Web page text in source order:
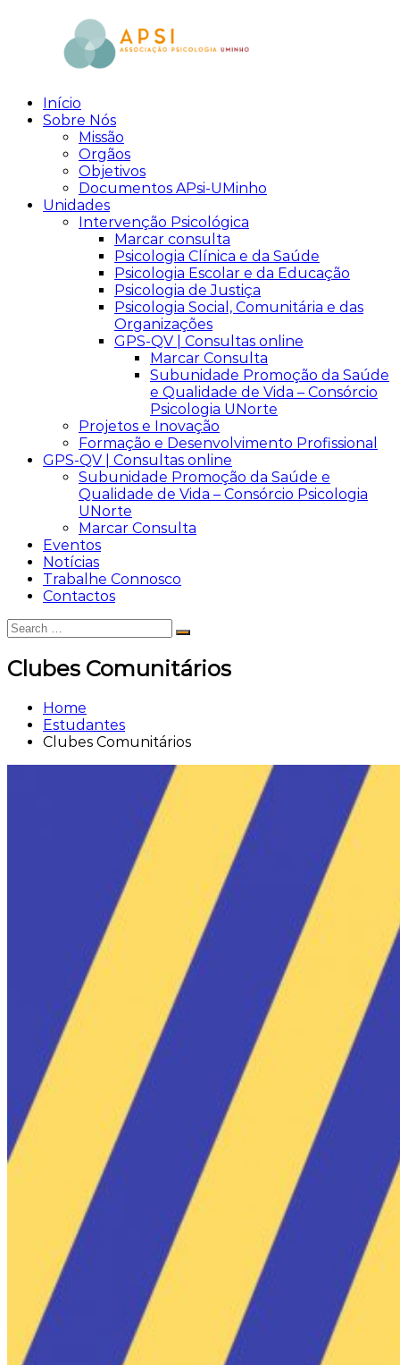
content
aPsi
Associação
Psicologia
Início
Sobre Nós
Missão
Orgãos
Objetivos
Documentos APsi-UMinho
Unidades
Intervenção Psicológica
Marcar consulta
Psicologia Clínica e da Saúde
Psicologia Escolar e da Educação
Psicologia de Justiça
Psicologia Social, Comunitária e das
Organizações
GPS-QV | Consultas online
Marcar Consulta
Subunidade Promoção da Saúde
e Qualidade de Vida – Consórcio
Psicologia UNorte
Projetos e Inovação
Formação e Desenvolvimento Profissional
GPS-QV | Consultas online
Subunidade Promoção da Saúde e
Qualidade de Vida – Consórcio Psicologia
UNorte
Marcar Consulta
Eventos
Notícias
Trabalhe Connosco
Contactos
Search
for:
Search
Clubes Comunitários
Home
Estudantes
Clubes Comunitários